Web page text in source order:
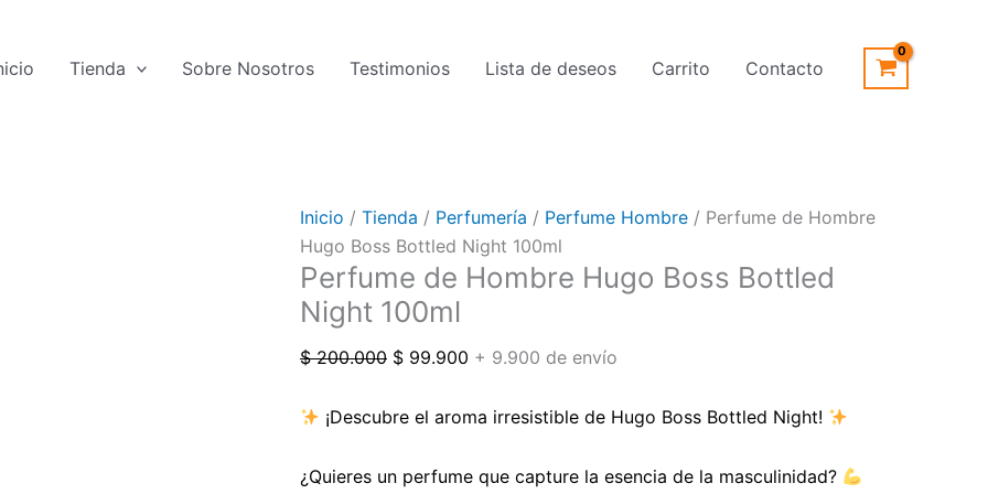
Tienda Sobre Nosotros Testimonios Lista de deseos Carrito Contacto
Inicio / Tienda / Perfumería / Perfume Hombre / Perfume de Hombre
Hugo Boss Bottled Night 100ml
Perfume de Hombre Hugo Boss Bottled
Night 100ml
$200.000
original
$ 99.900
actual
+ 9.900 de envío
¡Descubre el aroma irresistible de Hugo Boss Bottled Night!
¿Quieres un perfume que capture la esencia de la masculinidad?
Hombre
100ml
cantidad
100ml